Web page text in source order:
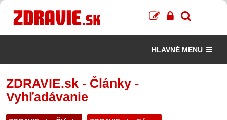
HLAVNÉ MENU
ZDRAVIE.sk - Články -
Vyhľadávanie